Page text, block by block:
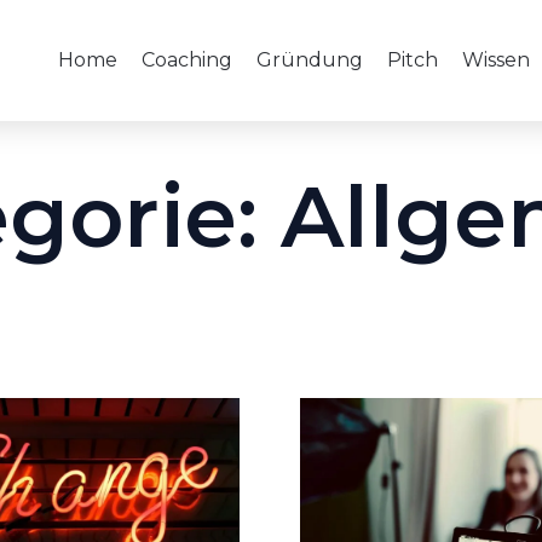
Home Coaching Gründung Pitch Wissen